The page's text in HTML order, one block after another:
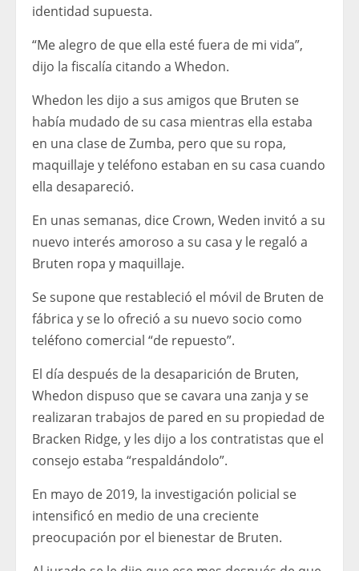
identidad supuesta.
“Me alegro de que ella esté fuera de mi vida”,
dijo la fiscalía citando a Whedon.
Whedon les dijo a sus amigos que Bruten se
había mudado de su casa mientras ella estaba
en una clase de Zumba, pero que su ropa,
maquillaje y teléfono estaban en su casa cuando
ella desapareció.
En unas semanas, dice Crown, Weden invitó a su
nuevo interés amoroso a su casa y le regaló a
Bruten ropa y maquillaje.
Se supone que restableció el móvil de Bruten de
fábrica y se lo ofreció a su nuevo socio como
teléfono comercial “de repuesto”.
El día después de la desaparición de Bruten,
Whedon dispuso que se cavara una zanja y se
realizaran trabajos de pared en su propiedad de
Bracken Ridge, y les dijo a los contratistas que el
consejo estaba “respaldándolo”.
En mayo de 2019, la investigación policial se
intensificó en medio de una creciente
preocupación por el bienestar de Bruten.